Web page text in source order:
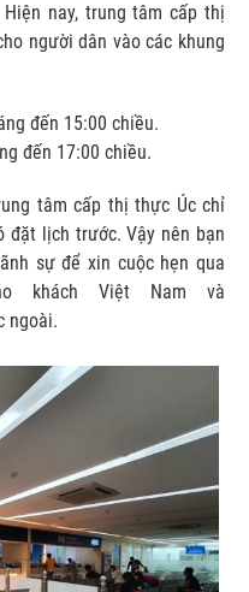
nay, trung tâm cấp thị
người dân vào các khung
đến 15:00 chiều.
đến 17:00 chiều.
tâm cấp thị thực Úc chỉ
đặt lịch trước. Vậy nên bạn
sự để xin cuộc hẹn qua
khách Việt Nam và
ngoài.